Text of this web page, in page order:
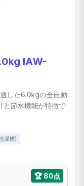
IAW-
した6.0kgの全自動
と節水機能が特徴で
濯槽)
🏆80点